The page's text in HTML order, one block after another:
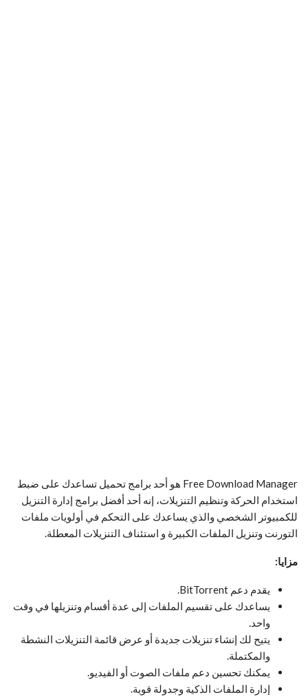
Free Download Manager هو أحد برامج تحميل تساعدك على ضبط
استخدام الحركة وتنظيم التنزيلات، إنه أحد أفضل برامج إدارة التنزيل
للكمبيوتر الشخصي والذي يساعدك على التحكم في أولويات ملفات
التورنت وتنزيل الملفات الكبيرة و استئناف التنزيلات المعطلة.
مزايا:
يقدم دعم BitTorrent.
يساعدك على تقسيم الملفات إلى عدة أقسام وتنزيلها في وقت
واحد.
يتيح لك إنشاء تنزيلات جديدة أو عرض قائمة التنزيلات النشطة
والمكتملة.
يمكنك تحسين دعم ملفات الصوت أو الفيديو.
إدارة الملفات الذكية وجدولة قوية.